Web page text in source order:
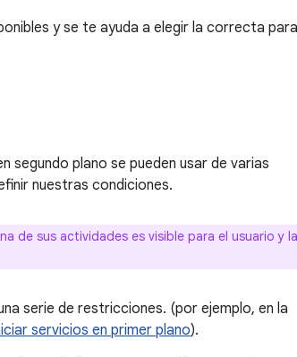
y se te ayuda a elegir la correcta
plano se pueden usar de varias
nuestras condiciones.
de sus actividades es visible para el usuario y la
serie de restricciones. (por ejemplo, en la
servicios en primer plano).